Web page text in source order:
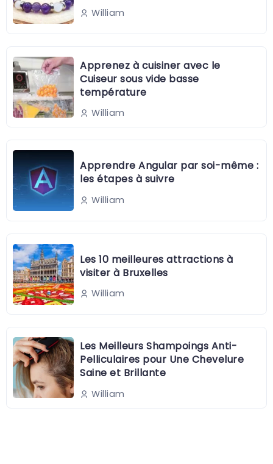
William
Apprenez à cuisiner avec le
Cuiseur sous vide basse
température
William
Apprendre Angular par soi-même :
les étapes à suivre
William
Les 10 meilleures attractions à
visiter à Bruxelles
William
Les Meilleurs Shampoings Anti-
Pelliculaires pour Une Chevelure
Saine et Brillante
William